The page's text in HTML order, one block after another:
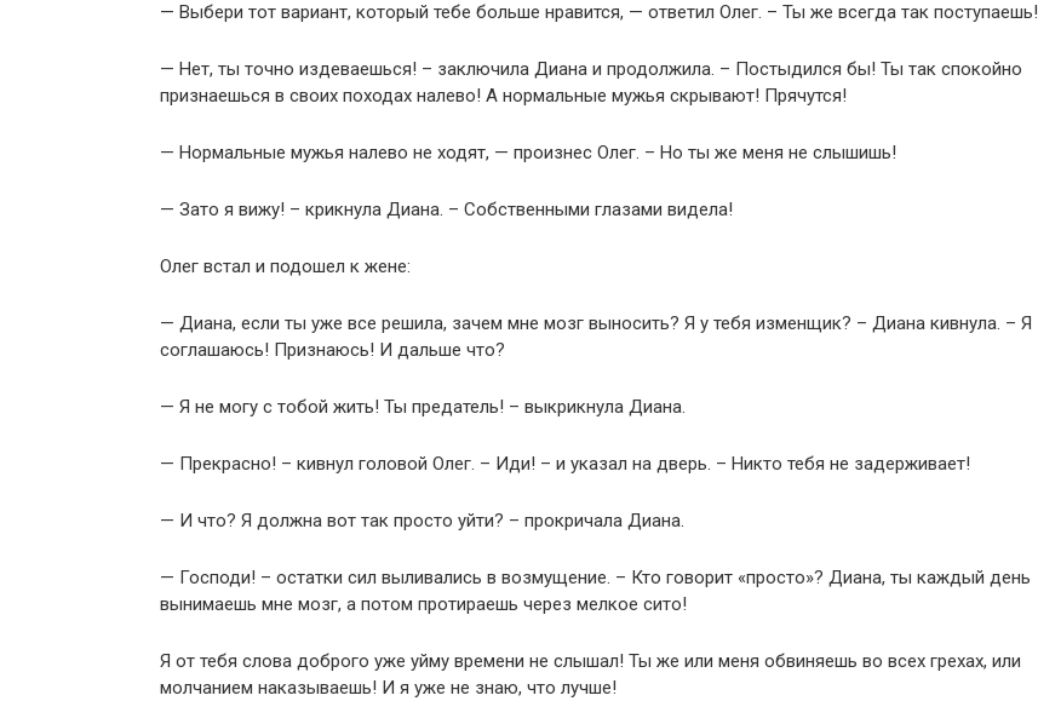
— Выбери тот вариант, который тебе больше нравится, — ответил Олег. – Ты же всегда так поступаешь!
— Нет, ты точно издеваешься! – заключила Диана и продолжила. – Постыдился бы! Ты так спокойно
признаешься в своих походах налево! А нормальные мужья скрывают! Прячутся!
— Нормальные мужья налево не ходят, — произнес Олег. – Но ты же меня не слышишь!
— Зато я вижу! – крикнула Диана. – Собственными глазами видела!
Олег встал и подошел к жене:
— Диана, если ты уже все решила, зачем мне мозг выносить? Я у тебя изменщик? – Диана кивнула. – Я
соглашаюсь! Признаюсь! И дальше что?
— Я не могу с тобой жить! Ты предатель! – выкрикнула Диана.
— Прекрасно! – кивнул головой Олег. – Иди! – и указал на дверь. – Никто тебя не задерживает!
— И что? Я должна вот так просто уйти? – прокричала Диана.
— Господи! – остатки сил выливались в возмущение. – Кто говорит «просто»? Диана, ты каждый день
вынимаешь мне мозг, а потом протираешь через мелкое сито!
Я от тебя слова доброго уже уйму времени не слышал! Ты же или меня обвиняешь во всех грехах, или
молчанием наказываешь! И я уже не знаю, что лучше!